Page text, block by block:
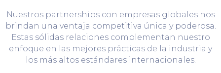
Nuestros partnerships con empresas globales nos
brindan una ventaja competitiva única y poderosa.
Estas sólidas relaciones complementan nuestro
enfoque en las mejores prácticas de la industria y
los más altos estándares internacionales.